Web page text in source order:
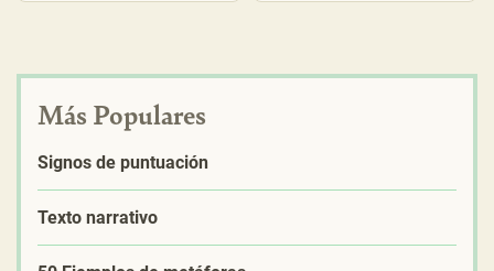
Más Populares
Signos de puntuación
Texto narrativo